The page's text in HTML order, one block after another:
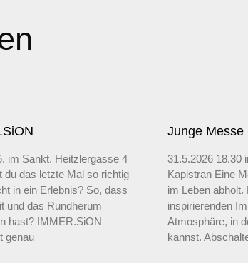
im Sankt. Heitzlergasse 4
du das letzte Mal so richtig
in ein Erlebnis? So, dass
und das Rundherum
hast? IMMER.SiON
genau
Junge Messe
31.5.2026 18.30
Kapistran Eine
im Leben
inspirierenden
Atmosphäre, in
kannst.